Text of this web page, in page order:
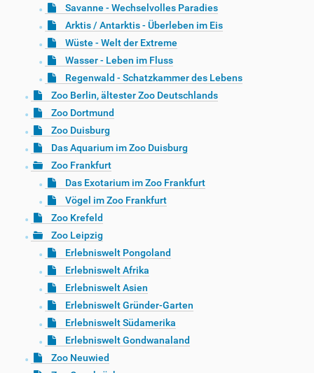
Savanne - Wechselvolles Paradies
Arktis / Antarktis - Überleben im Eis
Wüste - Welt der Extreme
Wasser - Leben im Fluss
Regenwald - Schatzkammer des Lebens
Zoo Berlin, ältester Zoo Deutschlands
Zoo Dortmund
Zoo Duisburg
Das Aquarium im Zoo Duisburg
Zoo Frankfurt
Das Exotarium im Zoo Frankfurt
Vögel im Zoo Frankfurt
Zoo Krefeld
Zoo Leipzig
Erlebniswelt Pongoland
Erlebniswelt Afrika
Erlebniswelt Asien
Erlebniswelt Gründer-Garten
Erlebniswelt Südamerika
Erlebniswelt Gondwanaland
Zoo Neuwied